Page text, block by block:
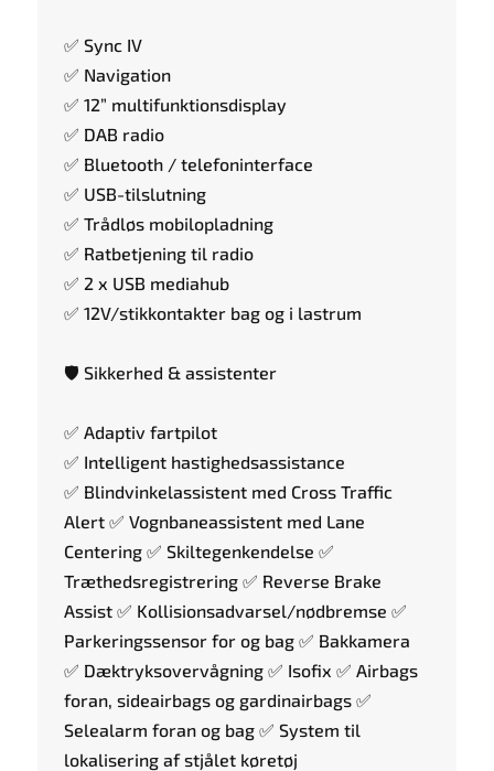
✅ Sync IV
✅ Navigation
✅ 12” multifunktionsdisplay
✅ DAB radio
✅ Bluetooth / telefoninterface
✅ USB-tilslutning
✅ Trådløs mobilopladning
✅ Ratbetjening til radio
✅ 2 x USB mediahub
✅ 12V/stikkontakter bag og i lastrum
🛡️ Sikkerhed & assistenter
✅ Adaptiv fartpilot
✅ Intelligent hastighedsassistance
✅ Blindvinkelassistent med Cross Traffic
Alert ✅ Vognbaneassistent med Lane
Centering ✅ Skiltegenkendelse ✅
Træthedsregistrering ✅ Reverse Brake
Assist ✅ Kollisionsadvarsel/nødbremse ✅
Parkeringssensor for og bag ✅ Bakkamera
✅ Dæktryksovervågning ✅ Isofix ✅ Airbags
foran, sideairbags og gardinairbags ✅
Selealarm foran og bag ✅ System til
lokalisering af stjålet køretøj